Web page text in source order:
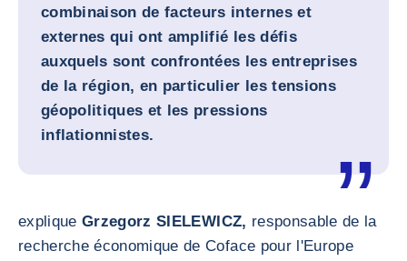
combinaison de facteurs internes et
externes qui ont amplifié les défis
auxquels sont confrontées les entreprises
de la région, en particulier les tensions
géopolitiques et les pressions
inflationnistes.
expliqueGrzegorz SIELEWICZ, responsable de la
recherche économique de Coface pour l'Europe